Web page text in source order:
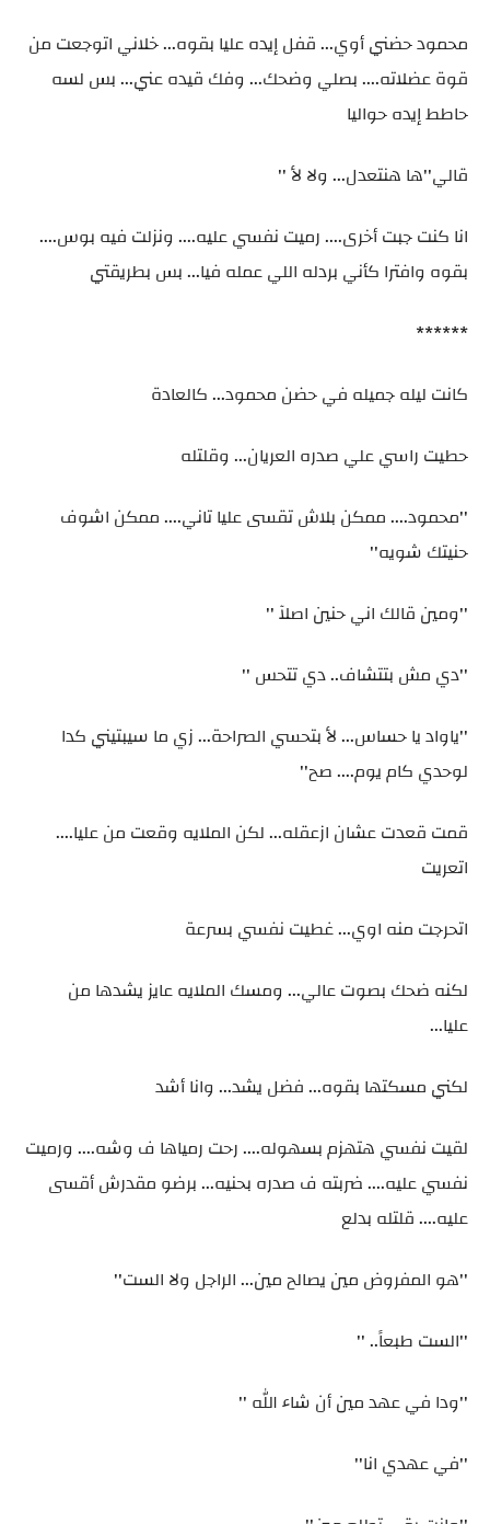
محمود حضني أوي... قفل إيده عليا بقوه... خلاني اتوجعت من
قوة عضلاته.... بصلي وضحك... وفك قيده عني... بس لسه
حاطط إيده حواليا
قالي''ها هنتعدل... ولا لأ ''
انا كنت جبت أخرى.... رميت نفسي عليه.... ونزلت فيه بوس....
بقوه وافترا كأني بردله اللي عمله فيا... بس بطريقتي
******
كانت ليله جميله في حضن محمود... كالعادة
حطيت راسي علي صدره العريان... وقلتله
''محمود.... ممكن بلاش تقسى عليا تاني.... ممكن اشوف
حنيتك شويه''
''ومين قالك اني حنين اصلآ ''
''دي مش بتتشاف.. دي تتحس ''
''ياواد يا حساس... لأ بتحسي الصراحة... زي ما سيبتيني كدا
لوحدي كام يوم.... صح''
قمت قعدت عشان ازعقله... لكن الملايه وقعت من عليا....
اتعريت
اتحرجت منه اوي... غطيت نفسي بسرعة
لكنه ضحك بصوت عالي... ومسك الملايه عايز يشدها من
عليا...
لكني مسكتها بقوه... فضل يشد... وانا أشد
لقيت نفسي هتهزم بسهوله.... رحت رمياها ف وشه.... ورميت
نفسي عليه.... ضربته ف صدره بحنيه... برضو مقدرش أقسى
عليه.... قلتله بدلع
''هو المفروض مين يصالح مين... الراجل ولا الست''
''الست طبعاً.. ''
''ودا في عهد مين أن شاء الله ''
''في عهدي انا''